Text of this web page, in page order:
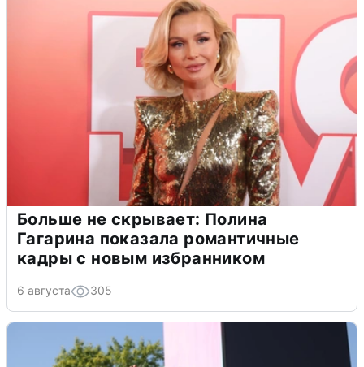
Больше не скрывает: Полина
Гагарина показала романтичные
кадры с новым избранником
6 августа 305